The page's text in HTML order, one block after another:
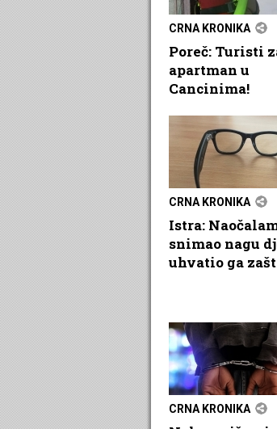
CRNA KRONIKA
Poreč: Turisti
apartman u
Cancinima!
CRNA KRONIKA
Istra:
snimao nagu
uhvatio ga
CRNA KRONIKA